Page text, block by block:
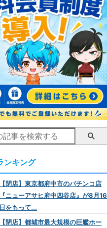
ンキング
【閉店】東京都府中市のパチンコ店
『ニューアサヒ府中四谷店』が8月16
日をもって...
【閉店】都城市最大規模の巨艦ホー